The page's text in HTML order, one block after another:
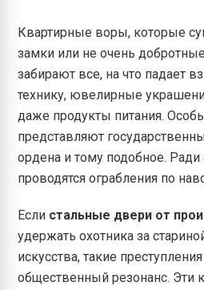
Квартирные воры, которые
замки или не очень добротные
забирают все, на что падает
технику, ювелирные
даже продукты питания.
представляют
ордена и тому подобное. Ради
проводятся ограбления по
Если стальные двери от
удержать охотника за
искусства, такие
общественный резонанс. Эти